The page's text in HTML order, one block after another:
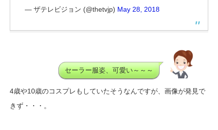
— ザテレビジョン (@thetvjp) May 28, 2018
セーラー服姿、可愛い～～～
4歳や10歳のコスプレもしていたそうなんですが、画像が発見で
きず・・・。